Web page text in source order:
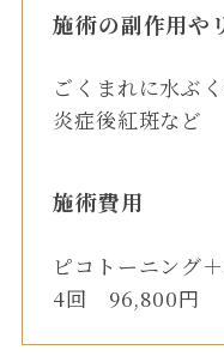
施術の副作用や
ごくまれに水ぶ
炎症後紅斑など
施術費用
ピコトーニング
4回 96,800円